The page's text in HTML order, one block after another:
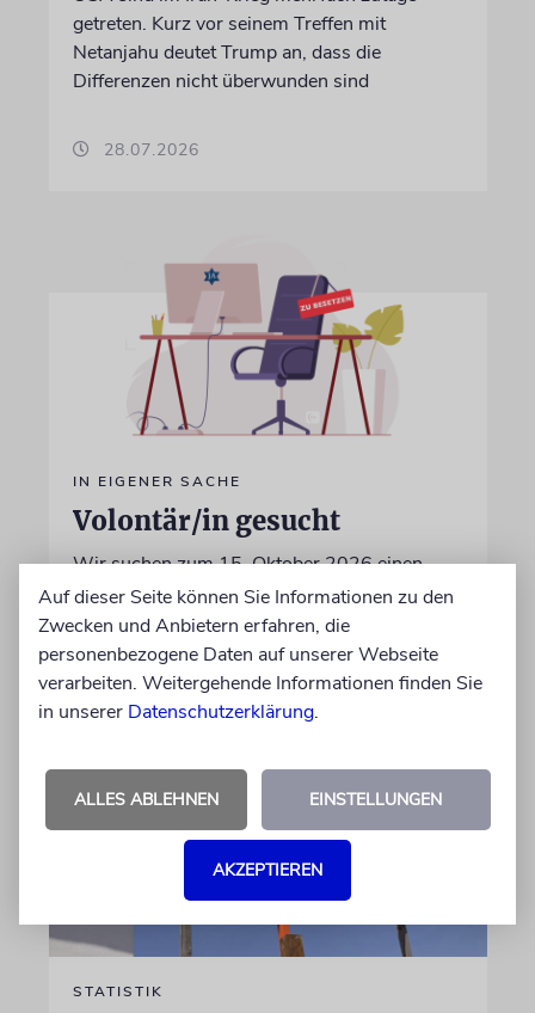
getreten. Kurz vor seinem Treffen mit
Netanjahu deutet Trump an, dass die
Differenzen nicht überwunden sind
28.07.2026
IN EIGENER SACHE
Volontär/in gesucht
Wir suchen zum 15. Oktober 2026 einen
Volontär (m/w/d) in Vollzeit
06.07.2026
STATISTIK
Auf dieser Seite können Sie Informationen zu den
Zwecken und Anbietern erfahren, die
personenbezogene Daten auf unserer Webseite
verarbeiten. Weitergehende Informationen finden Sie
in unserer Datenschutzerklärung.
ALLES ABLEHNEN EINSTELLUNGEN
AKZEPTIEREN